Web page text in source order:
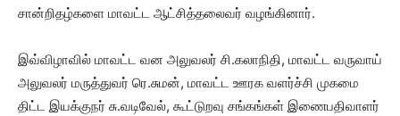
சான்றிதழ்களை மாவட்ட ஆட்சித்தலைவர் வழங்கினார்.
இவ்விழாவில் மாவட்ட வன அலுவலர் சி.கலாநிதி, மாவட்ட வருவாய்
அலுவலர் மருத்துவர் ரெ.சுமன், மாவட்ட ஊரக வளர்ச்சி முகமை
திட்ட இயக்குநர் சு.வடிவேல், கூட்டுறவு சங்கங்கள் இணைபதிவாளர்